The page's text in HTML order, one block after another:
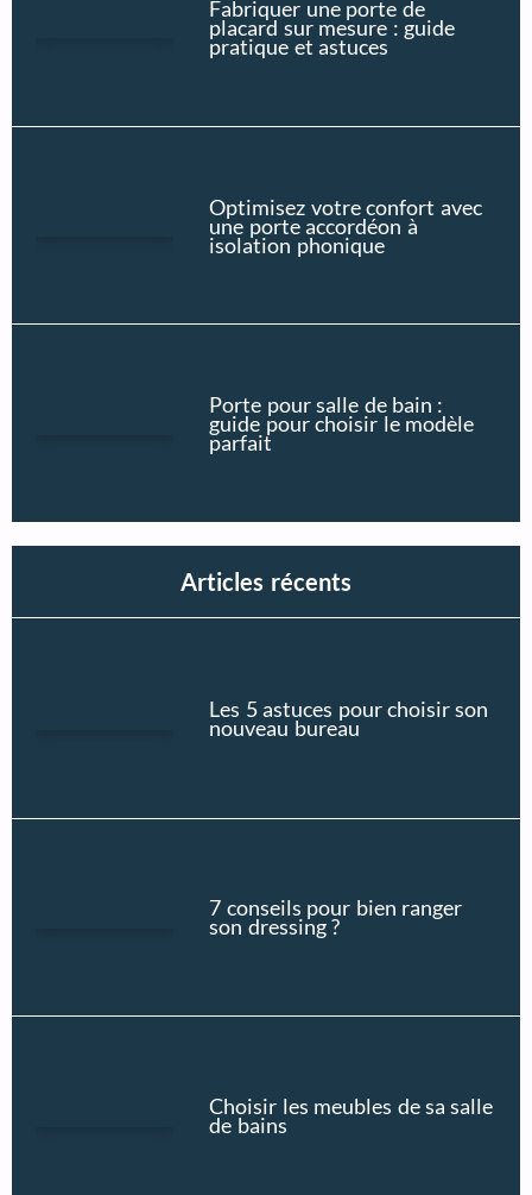
Fabriquer une porte de
placard sur mesure : guide
pratique et astuces
Optimisez votre confort avec
une porte accordéon à
isolation phonique
Porte pour salle de bain :
guide pour choisir le modèle
parfait
Articles récents
Les 5 astuces pour choisir son
nouveau bureau
7 conseils pour bien ranger
son dressing ?
Choisir les meubles de sa salle
de bains